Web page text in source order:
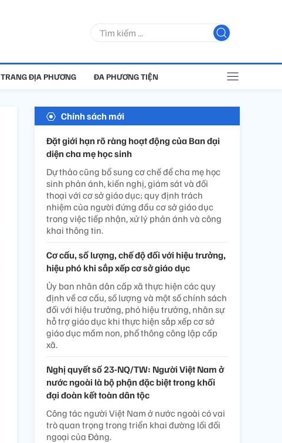
TRANG ĐỊA PHƯƠNG ĐA PHƯƠNG TIỆN
Chính sách mới
Đặt giới hạn rõ ràng hoạt động của Ban đại
diện cha mẹ học sinh
Dự thảo cũng bổ sung cơ chế để cha mẹ học
sinh phản ánh, kiến nghị, giám sát và đối
thoại với cơ sở giáo dục; quy định trách
nhiệm của người đứng đầu cơ sở giáo dục
trong việc tiếp nhận, xử lý phản ánh và công
khai thông tin.
Cơ cấu, số lượng, chế độ đối với hiệu trưởng,
hiệu phó khi sắp xếp cơ sở giáo dục
Ủy ban nhân dân cấp xã thực hiện các quy
định về cơ cấu, số lượng và một số chính sách
đối với hiệu trưởng, phó hiệu trưởng, nhân sự
hỗ trợ giáo dục khi thực hiện sắp xếp cơ sở
giáo dục mầm non, phổ thông công lập cấp
xã.
Nghị quyết số 23-NQ/TW: Người Việt Nam ở
nước ngoài là bộ phận đặc biệt trong khối
đại đoàn kết toàn dân tộc
Công tác người Việt Nam ở nước ngoài có vai
trò quan trọng trong triển khai đường lối đối
ngoại của Đảng.